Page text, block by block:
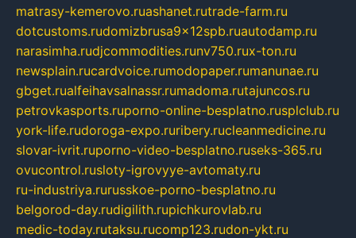
matrasy-kemerovo.ruashanet.rutrade-farm.ru
dotcustoms.rudomizbrusa9x12spb.ruautodamp.ru
narasimha.rudjcommodities.runv750.rux-ton.ru
newsplain.rucardvoice.rumodopaper.rumanunae.ru
gbget.rualfeihavsalnassr.rumadoma.rutajuncos.ru
petrovkasports.ruporno-online-besplatno.rusplclub.ru
york-life.rudoroga-expo.ruribery.rucleanmedicine.ru
slovar-ivrit.ruporno-video-besplatno.ruseks-365.ru
ovucontrol.rusloty-igrovyye-avtomaty.ru
ru-industriya.rurusskoe-porno-besplatno.ru
belgorod-day.rudigilith.rupichkurovlab.ru
medic-today.rutaksu.rucomp123.rudon-ykt.ru